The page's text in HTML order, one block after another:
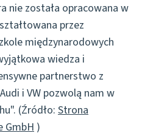
nie została opracowana w
przez
międzynarodowych
wiedza i
partnerstwo z
i VW pozwolą nam w
(Źródło:Strona
GmbH )